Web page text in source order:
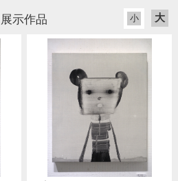
2012
展示作品 小 大